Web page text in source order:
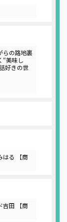
らの路地裏
“美味し
好きの世
はる 【商
吉田 【商